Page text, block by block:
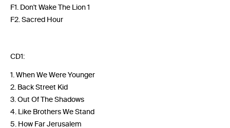
F1. Don't Wake The Lion 1
F2. Sacred Hour
CD1:
1. When We Were Younger
2. Back Street Kid
3. Out Of The Shadows
4. Like Brothers We Stand
5. How Far Jerusalem